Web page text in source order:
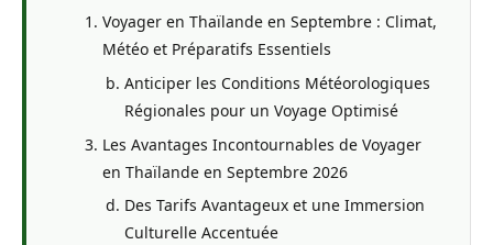
Voyager en Thaïlande en Septembre : Climat,
Météo et Préparatifs Essentiels
Anticiper les Conditions Météorologiques
Régionales pour un Voyage Optimisé
Les Avantages Incontournables de Voyager
en Thaïlande en Septembre 2026
Des Tarifs Avantageux et une Immersion
Culturelle Accentuée